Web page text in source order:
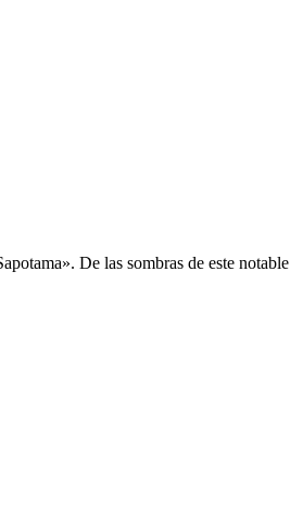
De las sombras de este notable